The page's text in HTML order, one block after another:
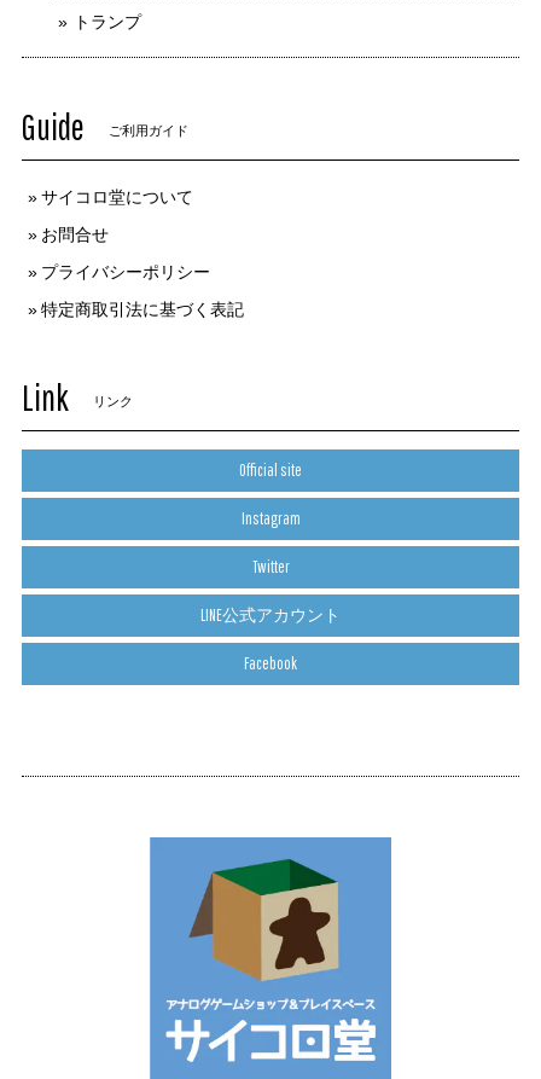
トランプ
Guide ご利用ガイド
サイコロ堂について
お問合せ
プライバシーポリシー
特定商取引法に基づく表記
Link リンク
Official site
Instagram
Twitter
LINE公式アカウント
Facebook